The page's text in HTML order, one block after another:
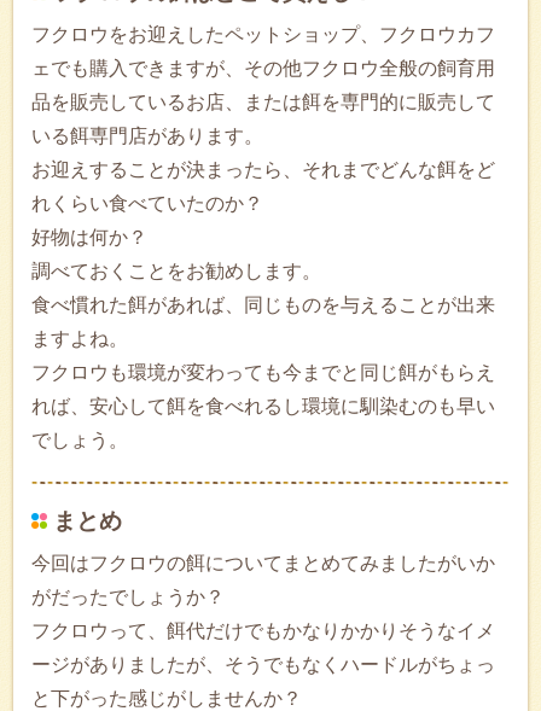
フクロウをお迎えしたペットショップ、フクロウカフ
ェでも購入できますが、その他フクロウ全般の飼育用
品を販売しているお店、または餌を専門的に販売して
いる餌専門店があります。
お迎えすることが決まったら、それまでどんな餌をど
れくらい食べていたのか？
好物は何か？
調べておくことをお勧めします。
食べ慣れた餌があれば、同じものを与えることが出来
ますよね。
フクロウも環境が変わっても今までと同じ餌がもらえ
れば、安心して餌を食べれるし環境に馴染むのも早い
でしょう。
まとめ
今回はフクロウの餌についてまとめてみましたがいか
がだったでしょうか？
フクロウって、餌代だけでもかなりかかりそうなイメ
ージがありましたが、そうでもなくハードルがちょっ
と下がった感じがしませんか？